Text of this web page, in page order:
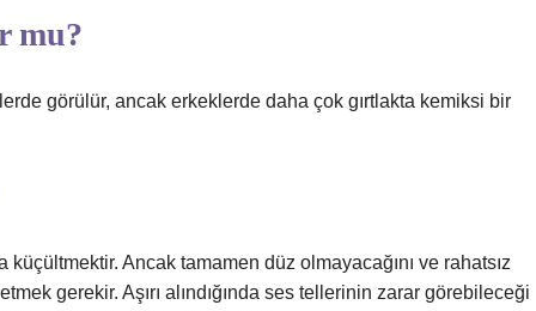
mu?
görülür, ancak erkeklerde daha çok gırtlakta kemiksi bir
küçültmektir. Ancak tamamen düz olmayacağını ve rahatsız
gerekir. Aşırı alındığında ses tellerinin zarar görebileceği